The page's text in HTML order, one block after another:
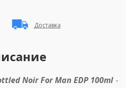
Доставка
Noir For Man EDP 100ml -